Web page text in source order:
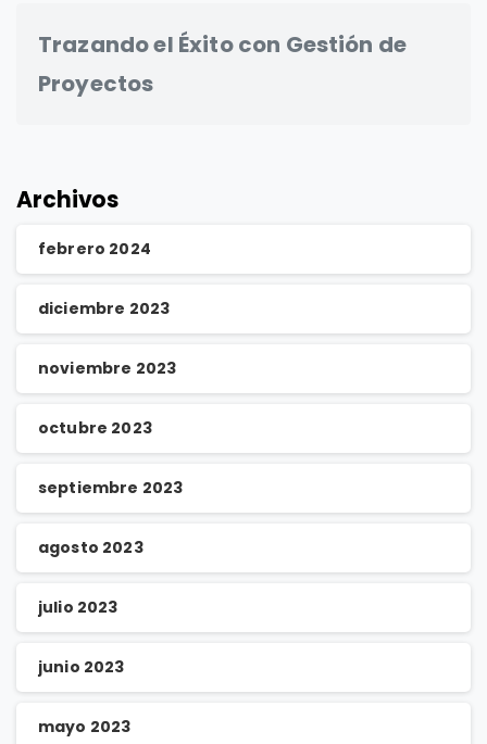
Trazando el Éxito con Gestión de
Proyectos
Archivos
febrero 2024
diciembre 2023
noviembre 2023
octubre 2023
septiembre 2023
agosto 2023
julio 2023
junio 2023
mayo 2023